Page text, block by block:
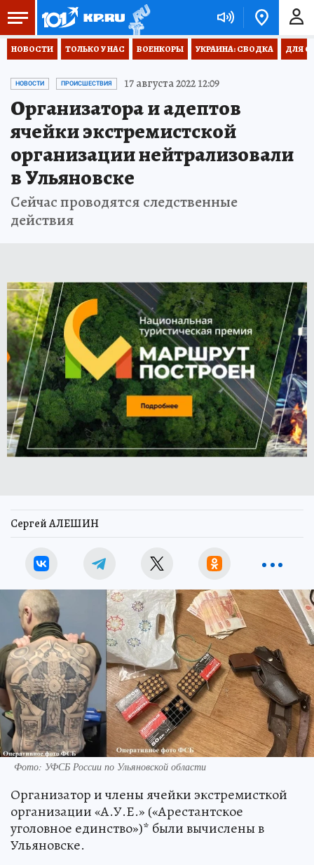
НОВОСТИ ТОЛЬКО У НАС ВОЕНКОРЫ УКРАИНА: СВОДКА ДЛЯ
НОВОСТИ ПРОИСШЕСТВИЯ 17 августа 2022 12:09
Организатора и адептов
ячейки экстремистской
организации нейтрализовали
в Ульяновске
Сейчас проводятся следственные
действия
Сергей АЛЕШИН
Фото: УФСБ России по Ульяновской области
Организатор и члены ячейки экстремисткой
организации «А.У.Е.» («Арестантское
уголовное единство»)* были вычислены в
Ульяновске.